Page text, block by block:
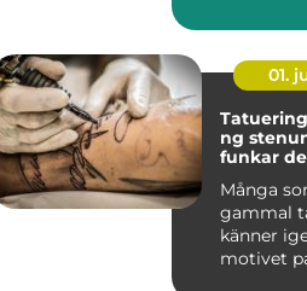
s...
01.
ng
funkar
Många
gammal
känner
motivet